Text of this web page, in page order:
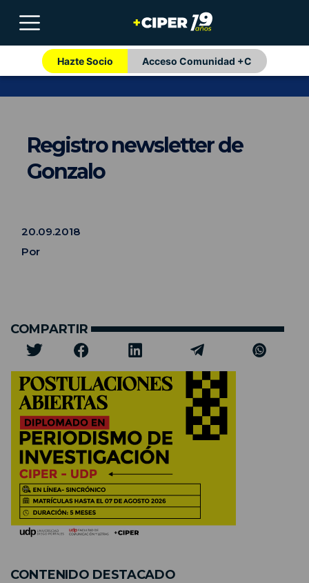
Hazte Socio Acceso Comunidad +C
Registro newsletter de
Gonzalo
20.09.2018
Por
COMPARTIR
CONTENIDO DESTACADO